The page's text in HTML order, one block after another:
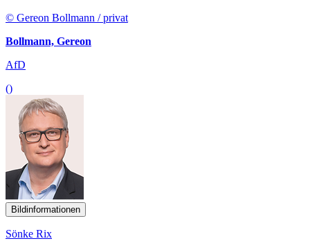
© Gereon Bollmann / privat
Bollmann, Gereon
AfD
()
Bildinformationen
Sönke Rix